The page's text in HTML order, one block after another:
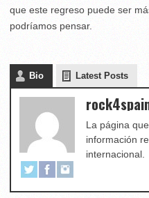
que este regreso puede ser
podríamos pensar.
Bio Latest Posts
La página
información
internacional.